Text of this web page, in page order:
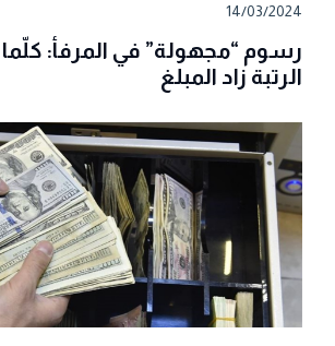
14/03/2024
رسوم “مجهولة” في المرفأ:
الرتبة زاد المبلغ